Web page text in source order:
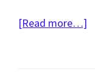
[Read more…]